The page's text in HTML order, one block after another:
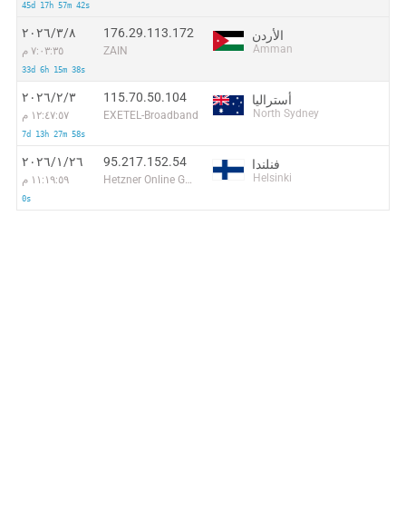
45d 17h 57m 42s
٨‏/٣‏/٢٠٢٦
٧:٠٣:٣٥ م
33d 6h 15m 38s
176.29.113.172
ZAIN
الأردن
Amman
٣‏/٢‏/٢٠٢٦
١٢:٤٧:٥٧ م
7d 13h 27m 58s
115.70.50.104
EXETEL-Broadband
أستراليا
North Sydney
٢٦‏/١‏/٢٠٢٦
١١:١٩:٥٩ م
0s
95.217.152.54
Hetzner Online GmbH
فنلندا
Helsinki